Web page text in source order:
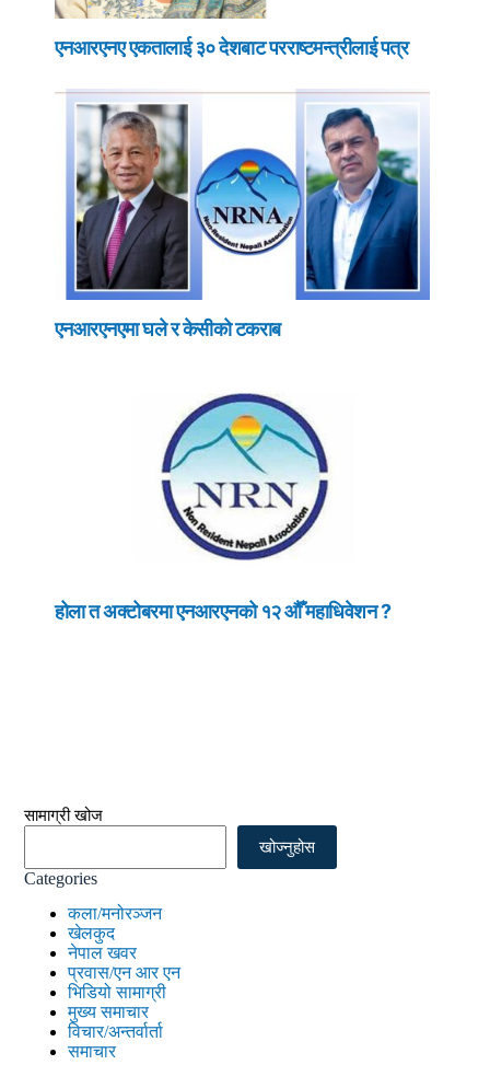
एनआरएनए एकतालाई ३० देशबाट परराष्टमन्त्रीलाई पत्र
एनआरएनएमा घले र केसीको टकराब
होला त अक्टोबरमा एनआरएनको १२ औँ महाधिवेशन ?
सामाग्री खोज
खोज्नुहोस
Categories
कला/मनोरञ्जन
खेलकुद
नेपाल खवर
प्रवास/एन आर एन
भिडियो सामाग्री
मुख्य समाचार
विचार/अन्तर्वार्ता
समाचार